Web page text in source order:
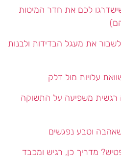
לכם את חדר המיטות
את מעגל הבדידות ולבנות
עלויות מול דלק
משפיעה על התשוקה
וטבע נפגשים
מדריך כן, רגיש ומכבד